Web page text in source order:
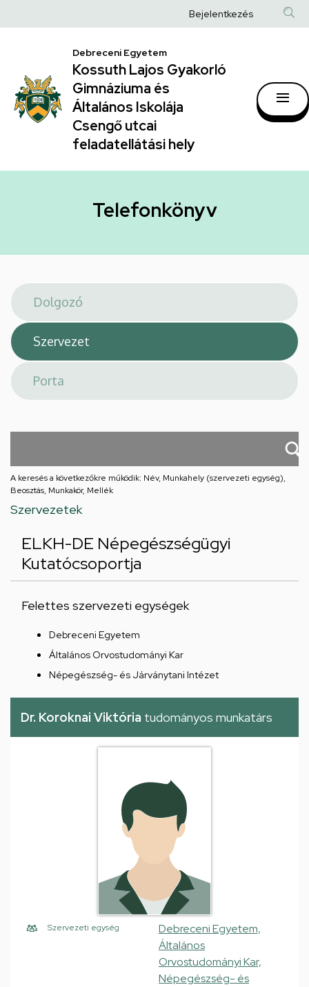
|
Kossuth
Lajos
Gyakorló
Gimnáziuma
Általános
hely
a
Anonim
fiók
Bejelentkezés
Debreceni Egyetem
Kossuth Lajos Gyakorló
Gimnáziuma és
Általános Iskolája
Csengő utcai
feladatellátási hely
Telefonkönyv
A keresés a következőkre működik: Név, Munkahely (szervezeti egység),
Beosztás, Munkakör, Mellék
Szervezetek
ELKH-DE Népegészségügyi
Kutatócsoportja
Felettes szervezeti egységek
Debreceni Egyetem
Általános Orvostudományi Kar
Népegészség- és Járványtani Intézet
Dr. Koroknai Viktória tudományos munkatárs
Szervezeti egység
Debreceni Egyetem,
Általános
Orvostudományi Kar,
Népegészség- és